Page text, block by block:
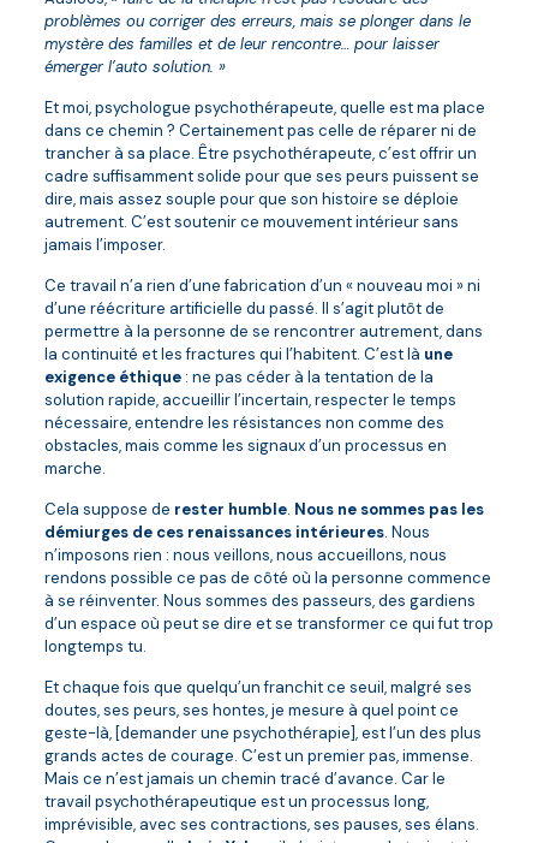
problèmes ou corriger des erreurs, mais se plonger dans le
mystère des familles et de leur rencontre… pour laisser
émerger l’auto solution. »
Et moi, psychologue psychothérapeute, quelle est ma place
dans ce chemin ? Certainement pas celle de réparer ni de
trancher à sa place. Être psychothérapeute, c’est offrir un
cadre suffisamment solide pour que ses peurs puissent se
dire, mais assez souple pour que son histoire se déploie
autrement. C’est soutenir ce mouvement intérieur sans
jamais l’imposer.
Ce travail n’a rien d’une fabrication d’un « nouveau moi » ni
d’une réécriture artificielle du passé. Il s’agit plutôt de
permettre à la personne de se rencontrer autrement, dans
la continuité et les fractures qui l’habitent. C’est là une
exigence éthique: ne pas céder à la tentation de la
solution rapide, accueillir l’incertain, respecter le temps
nécessaire, entendre les résistances non comme des
obstacles, mais comme les signaux d’un processus en
marche.
Cela suppose de rester humble. Nous ne sommes pas les
démiurges de ces renaissances intérieures. Nous
n’imposons rien : nous veillons, nous accueillons, nous
rendons possible ce pas de côté où la personne commence
à se réinventer. Nous sommes des passeurs, des gardiens
d’un espace où peut se dire et se transformer ce qui fut trop
longtemps tu.
Et chaque fois que quelqu’un franchit ce seuil, malgré ses
doutes, ses peurs, ses hontes, je mesure à quel point ce
geste-là, [demander une psychothérapie], est l’un des plus
grands actes de courage. C’est un premier pas, immense.
Mais ce n’est jamais un chemin tracé d’avance. Car le
travail psychothérapeutique est un processus long,
imprévisible, avec ses contractions, ses pauses, ses élans.